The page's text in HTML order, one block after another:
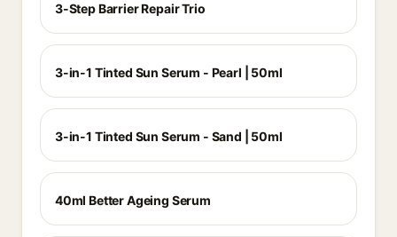
3-Step Barrier Repair Trio
3-in-1 Tinted Sun Serum - Pearl | 50ml
3-in-1 Tinted Sun Serum - Sand | 50ml
40ml Better Ageing Serum